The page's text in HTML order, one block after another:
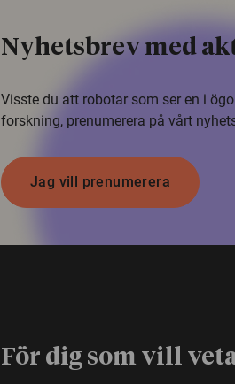
Nyhetsbrev med
Visste du att robotar som ser en i
forskning, prenumerera på vårt
Jag vill prenumerera
För dig som vill